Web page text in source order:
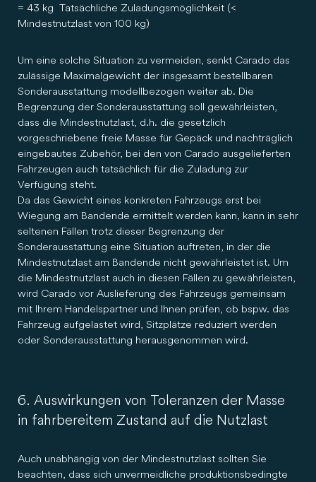
= 43 kg Tatsächliche Zuladungsmöglichkeit (<
Mindestnutzlast von 100 kg)
Um eine solche Situation zu vermeiden, senkt Carado das
zulässige Maximalgewicht der insgesamt bestellbaren
Sonderausstattung modellbezogen weiter ab. Die
Begrenzung der Sonderausstattung soll gewährleisten,
dass die Mindestnutzlast, d.h. die gesetzlich
vorgeschriebene freie Masse für Gepäck und nachträglich
eingebautes Zubehör, bei den von Carado ausgelieferten
Fahrzeugen auch tatsächlich für die Zuladung zur
Verfügung steht.
Da das Gewicht eines konkreten Fahrzeugs erst bei
Wiegung am Bandende ermittelt werden kann, kann in sehr
seltenen Fällen trotz dieser Begrenzung der
Sonderausstattung eine Situation auftreten, in der die
Mindestnutzlast am Bandende nicht gewährleistet ist. Um
die Mindestnutzlast auch in diesen Fällen zu gewährleisten,
wird Carado vor Auslieferung des Fahrzeugs gemeinsam
mit Ihrem Handelspartner und Ihnen prüfen, ob bspw. das
Fahrzeug aufgelastet wird, Sitzplätze reduziert werden
oder Sonderausstattung herausgenommen wird.
6. Auswirkungen von Toleranzen der Masse
in fahrbereitem Zustand auf die Nutzlast
Auch unabhängig von der Mindestnutzlast sollten Sie
beachten, dass sich unvermeidliche produktionsbedingte